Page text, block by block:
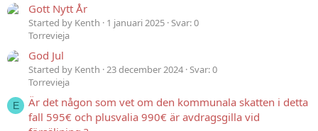
Gott Nytt År
Started by Kenth 1 januari 2025 Svar: 0
Torrevieja
God Jul
Started by Kenth 23 december 2024 Svar: 0
Torrevieja
E
Är det någon som vet om den kommunala skatten i detta
fall 595€ och plusvalia 990€ är avdragsgilla vid